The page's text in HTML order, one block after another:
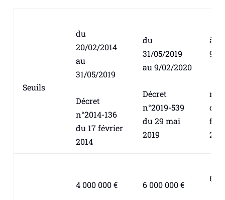
Seuils
du
20/02/2014
au
31/05/2019
Décret
n°2014-136
du 17 février
2014
du
31/05/2019
au 9/02/2020
Décret
n°2019-539
du 29 mai
2019
à
9/
du
4 000 000 € 6 000 000 €
6